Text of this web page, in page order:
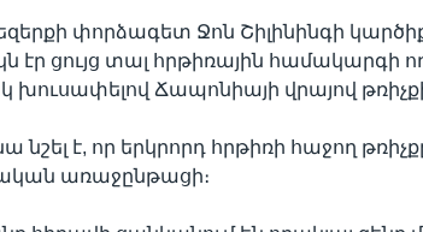
փորձագետ Ջոն Շիլինինգի
ցույց տալ հրթիռային համակարգի ողջ
Ճապոնիայի վրայով
նշել է, որ երկրորդ հրթիռի հաջող
առաջընթացի։